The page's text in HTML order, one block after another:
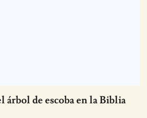
árbol de escoba en la Biblia